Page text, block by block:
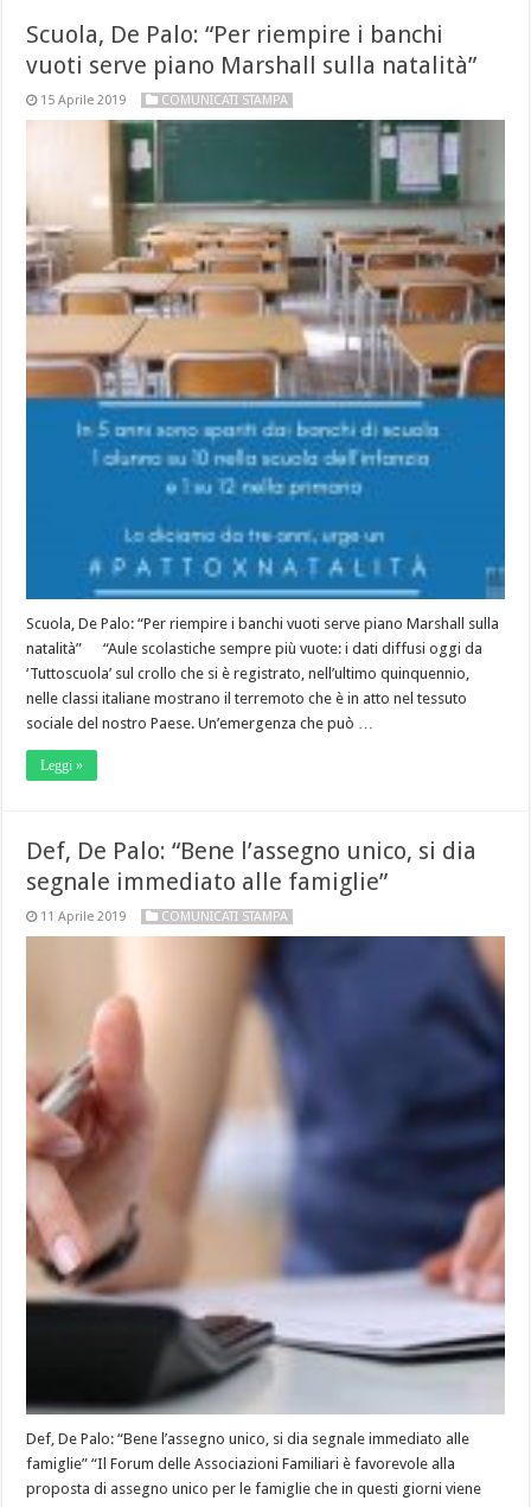
Scuola, De Palo: “Per riempire i banchi
vuoti serve piano Marshall sulla natalità”
15 Aprile 2019 COMUNICATI STAMPA
Scuola, De Palo: “Per riempire i banchi vuoti serve piano Marshall sulla
natalità” “Aule scolastiche sempre più vuote: i dati diffusi oggi da
‘Tuttoscuola’ sul crollo che si è registrato, nell’ultimo quinquennio,
nelle classi italiane mostrano il terremoto che è in atto nel tessuto
sociale del nostro Paese. Un’emergenza che può …
Leggi »
Def, De Palo: “Bene l’assegno unico, si dia
segnale immediato alle famiglie”
11 Aprile 2019 COMUNICATI STAMPA
Def, De Palo: “Bene l’assegno unico, si dia segnale immediato alle
famiglie” “Il Forum delle Associazioni Familiari è favorevole alla
proposta di assegno unico per le famiglie che in questi giorni viene